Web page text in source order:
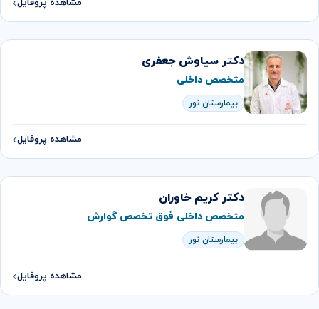
مشاهده پروفایل
دکتر سیاوش جعفری
متخصص داخلی
بیمارستان نور
مشاهده پروفایل
دکتر كريم خاوران
متخصص داخلی فوق تخصص گوارش
بیمارستان نور
مشاهده پروفایل